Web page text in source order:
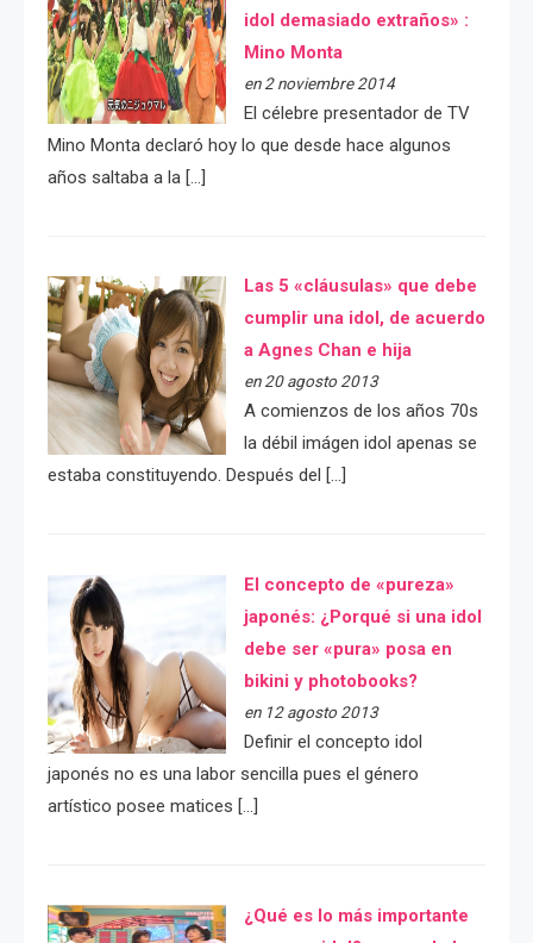
idol demasiado extraños» :
Mino Monta
en 2 noviembre 2014
El célebre presentador de TV
Mino Monta declaró hoy lo que desde hace algunos
años saltaba a la […]
Las 5 «cláusulas» que debe
cumplir una idol, de acuerdo
a Agnes Chan e hija
en 20 agosto 2013
A comienzos de los años 70s
la débil imágen idol apenas se
estaba constituyendo. Después del […]
El concepto de «pureza»
japonés: ¿Porqué si una idol
debe ser «pura» posa en
bikini y photobooks?
en 12 agosto 2013
Definir el concepto idol
japonés no es una labor sencilla pues el género
artístico posee matices […]
¿Qué es lo más importante